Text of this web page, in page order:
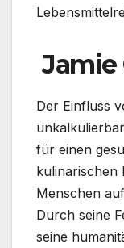
Jamie
Der Einfluss
für einen
kulinarischen
Menschen
Durch seine
seine